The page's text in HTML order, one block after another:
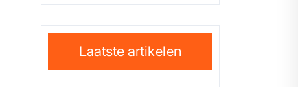
Laatste artikelen